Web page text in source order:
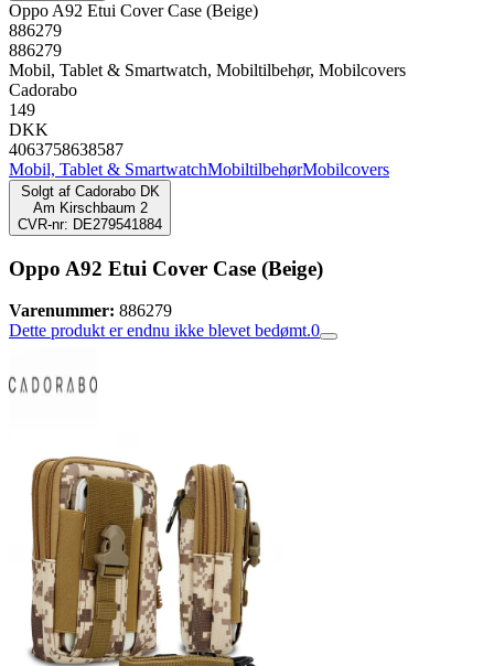
Oppo A92 Etui Cover Case (Beige)
886279
886279
Mobil, Tablet & Smartwatch, Mobiltilbehør, Mobilcovers
Cadorabo
149
DKK
4063758638587
Mobil, Tablet & SmartwatchMobiltilbehørMobilcovers
Solgt af Cadorabo DK
Am Kirschbaum 2
CVR-nr: DE279541884
Oppo A92 Etui Cover Case (Beige)
Varenummer: 886279
Dette produkt er endnu ikke blevet bedømt.0